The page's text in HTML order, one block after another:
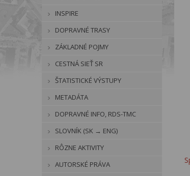
INSPIRE
DOPRAVNÉ TRASY
ZÁKLADNÉ POJMY
CESTNÁ SIEŤ SR
ŠTATISTICKÉ VÝSTUPY
METADÁTA
DOPRAVNÉ INFO, RDS-TMC
SLOVNÍK (SK → ENG)
RÔZNE AKTIVITY
AUTORSKÉ PRÁVA